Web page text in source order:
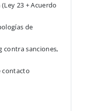
23 + Acuerdo
de
contra sanciones,
contacto